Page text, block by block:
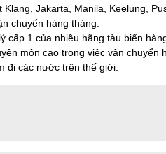
Klang, Jakarta, Manila, Keelung,
chuyển hàng tháng.
cấp 1 của nhiều hãng tàu biển
môn cao trong việc vận
đi các nước trên thế giới.